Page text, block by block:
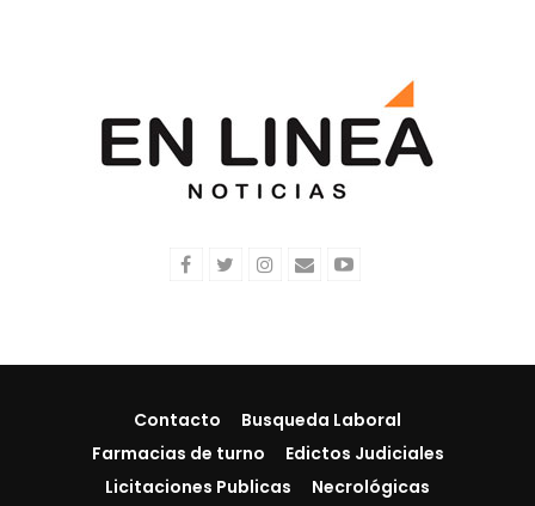
Contacto
Busqueda Laboral
Farmacias de turno
Edictos Judiciales
Licitaciones Publicas
Necrológicas